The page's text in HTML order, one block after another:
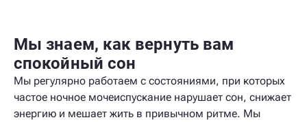
Мы знаем, как вернуть вам
спокойный сон
Мы регулярно работаем с состояниями, при которых
частое ночное мочеиспускание нарушает сон, снижает
энергию и мешает жить в привычном ритме. Мы